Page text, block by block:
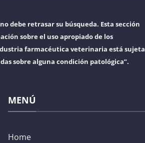
debe retrasar su búsqueda. Esta sección
sobre el uso apropiado de los
farmacéutica veterinaria está sujeta
sobre alguna condición patológica”.
MENÚ
Home